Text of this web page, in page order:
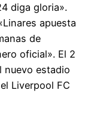
diga gloria».
apuesta
de
oficial». El 2
nuevo estadio
Liverpool FC